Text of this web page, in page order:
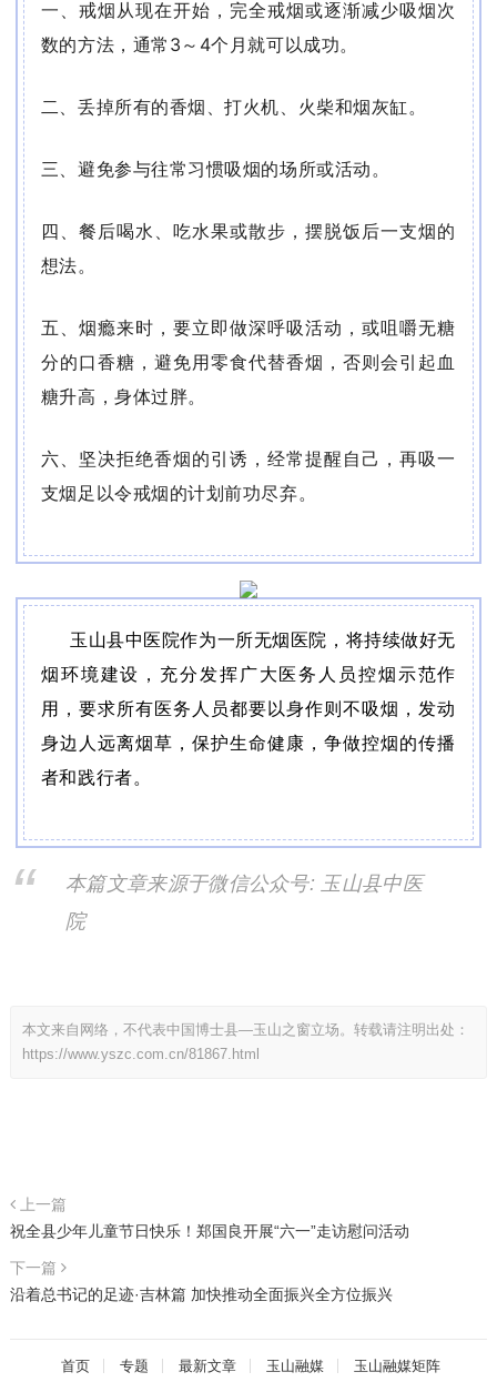
一 、戒烟从现在开始，完全戒烟或逐渐减少吸烟次
数的方法，通常3～4个月就可以成功。
二、丢掉所有的香烟、打火机、火柴和烟灰缸。
三、避免参与往常习惯吸烟的场所或活动。
四、餐后喝水、吃水果或散步，摆脱饭后一支烟的
想法。
五、烟瘾来时，要立即做深呼吸活动，或咀嚼无糖
分的口香糖，避免用零食代替香烟，否则会引起血
糖升高，身体过胖。
六、坚决拒绝香烟的引诱，经常提醒自己，再吸一
支烟足以令戒烟的计划前功尽弃。
玉山县中医院作为一所无烟医院，将持续做好无
烟环境建设，充分发挥广大医务人员控烟示范作
用，要求所有医务人员都要以身作则不吸烟，发动
身边人远离烟草，保护生命健康，争做控烟的传播
者和践行者。
本篇文章来源于微信公众号: 玉山县中医
院
本文来自网络，不代表中国博士县—玉山之窗立场。转载请注明出处：
https://www.yszc.com.cn/81867.html
上一篇
祝全县少年儿童节日快乐！郑国良开展“六一”走访慰问活动
下一篇
沿着总书记的足迹·吉林篇 加快推动全面振兴全方位振兴
首页 专题 最新文章 玉山融媒 玉山融媒矩阵